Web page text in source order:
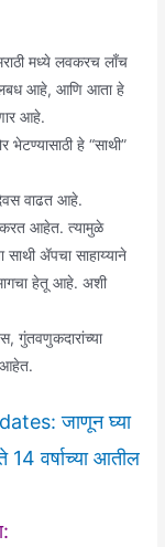
मध्ये लवकरच लाँच
आहे, आणि आता हे
आहे.
हे “साथी”
वाढत आहे.
करत आहेत. त्यामुळे
ॲपचा साहाय्याने
हेतू आहे. अशी
गुंतवणुकदारांच्या
आहेत.
जाणून घ्या
वर्षाच्या आतील